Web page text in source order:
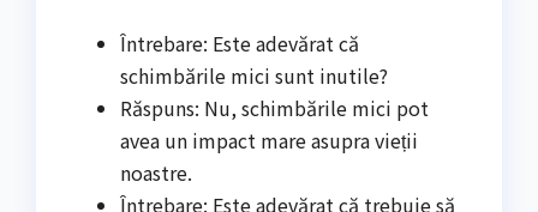
Întrebare: Este adevărat că
schimbările mici sunt inutile?
Răspuns: Nu, schimbările mici pot
avea un impact mare asupra vieții
noastre.
Întrebare: Este adevărat că trebuie să